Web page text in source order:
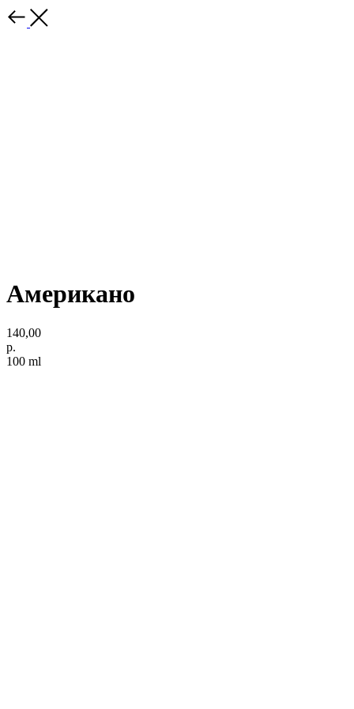
Американо
140,00
р.
100 ml